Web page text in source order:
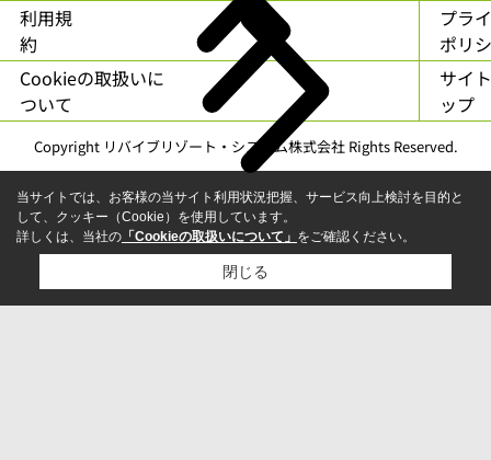
利用規
約
プラ
ポリ
Cookieの取扱いに
ついて
サイ
ップ
Copyright リバイブリゾート・システム株式会社 Rights Reserved.
当サイトでは、お客様の当サイト利用状況把握、サービス向上検討を目的と
して、クッキー（Cookie）を使用しています。
詳しくは、当社の 「Cookieの取扱いについて」 をご確認ください。
閉じる